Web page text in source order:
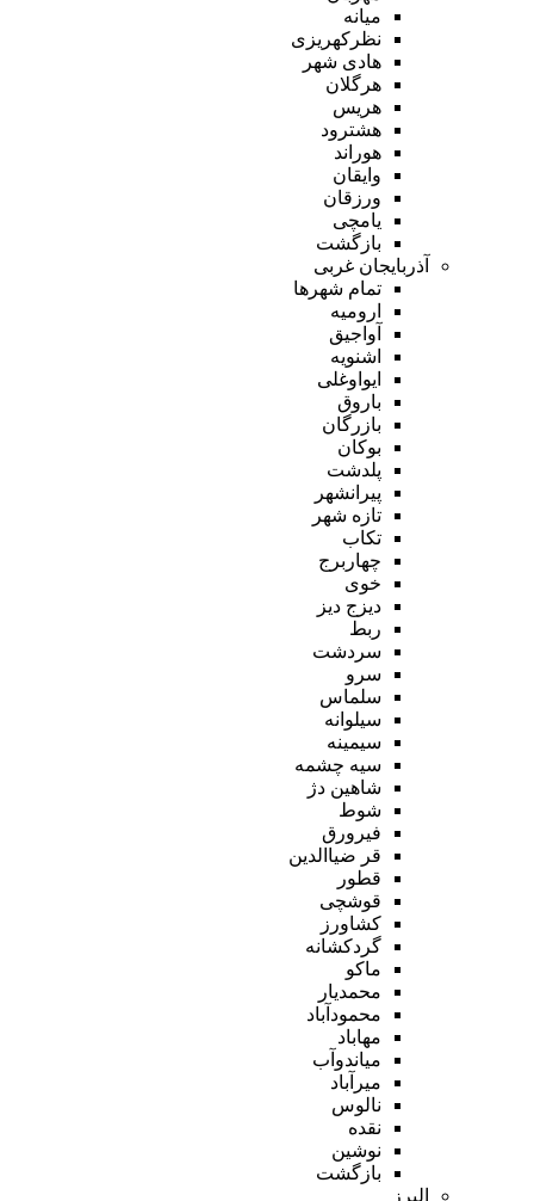
میانه
نظرکهریزی
هادی شهر
هرگلان
هریس
هشترود
هوراند
وایقان
ورزقان
یامچی
بازگشت
آذربایجان غربی
تمام شهر‌ها
ارومیه
آواجیق
اشنویه
ایواوغلی
باروق
بازرگان
بوکان
پلدشت
پیرانشهر
تازه شهر
تکاب
چهاربرج
خوی
دیزج دیز
ربط
سردشت
سرو
سلماس
سیلوانه
سیمینه
سیه چشمه
شاهین دژ
شوط
فیرورق
قر ضیاالدین
قطور
قوشچی
کشاورز
گردکشانه
ماکو
محمدیار
محمودآباد
مهاباد
میاندوآب
میرآباد
نالوس
نقده
نوشین
بازگشت
البرز